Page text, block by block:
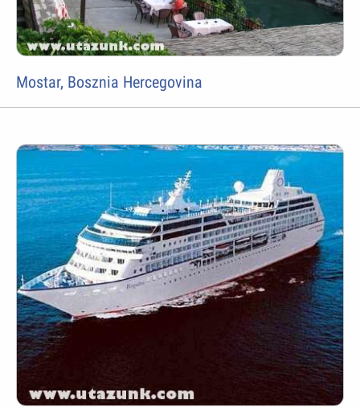
Mostar, Bosznia Hercegovina